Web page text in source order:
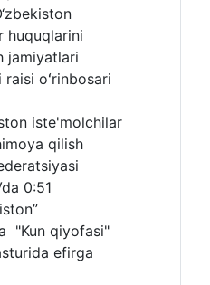
huquqlarini
jamiyatlari
oʻrinbosari
iste'molchilar
qilish
0:51
"Kun qiyofasi"
efirga